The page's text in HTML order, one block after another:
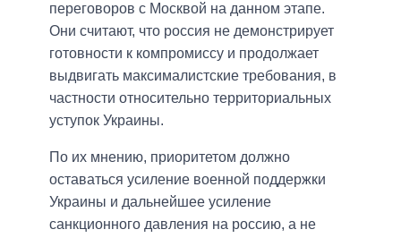
переговоров с Москвой на данном этапе.
Они считают, что россия не демонстрирует
готовности к компромиссу и продолжает
выдвигать максималистские требования, в
частности относительно территориальных
уступок Украины.
По их мнению, приоритетом должно
оставаться усиление военной поддержки
Украины и дальнейшее усиление
санкционного давления на россию, а не